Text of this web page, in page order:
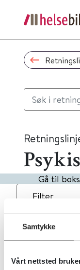
Samtykke
Vårt nettsted
Gå til
Filter
2Treff